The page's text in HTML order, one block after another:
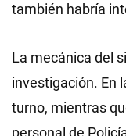
también habría
La mecánica del
investigación. En
turno, mientras
personal de